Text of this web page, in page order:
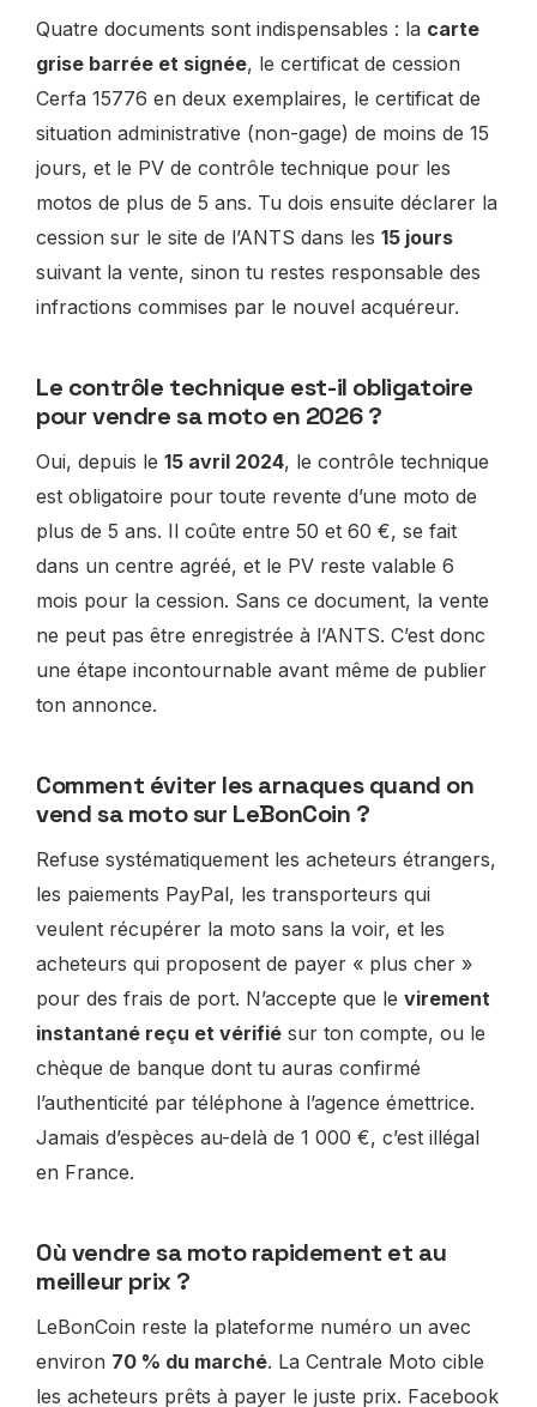
Quatre documents sont indispensables : la carte
grise barrée et signée, le certificat de cession
Cerfa 15776 en deux exemplaires, le certificat de
situation administrative (non-gage) de moins de 15
jours, et le PV de contrôle technique pour les
motos de plus de 5 ans. Tu dois ensuite déclarer la
cession sur le site de l’ANTS dans les 15 jours
suivant la vente, sinon tu restes responsable des
infractions commises par le nouvel acquéreur.
Le contrôle technique est-il obligatoire
pour vendre sa moto en 2026 ?
Oui, depuis le 15 avril 2024, le contrôle technique
est obligatoire pour toute revente d’une moto de
plus de 5 ans. Il coûte entre 50 et 60 €, se fait
dans un centre agréé, et le PV reste valable 6
mois pour la cession. Sans ce document, la vente
ne peut pas être enregistrée à l’ANTS. C’est donc
une étape incontournable avant même de publier
ton annonce.
Comment éviter les arnaques quand on
vend sa moto sur LeBonCoin ?
Refuse systématiquement les acheteurs étrangers,
les paiements PayPal, les transporteurs qui
veulent récupérer la moto sans la voir, et les
acheteurs qui proposent de payer « plus cher »
pour des frais de port. N’accepte que le virement
instantané reçu et vérifié sur ton compte, ou le
chèque de banque dont tu auras confirmé
l’authenticité par téléphone à l’agence émettrice.
Jamais d’espèces au-delà de 1 000 €, c’est illégal
en France.
Où vendre sa moto rapidement et au
meilleur prix ?
LeBonCoin reste la plateforme numéro un avec
environ 70 % du marché. La Centrale Moto cible
les acheteurs prêts à payer le juste prix. Facebook